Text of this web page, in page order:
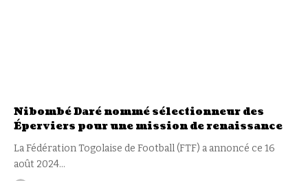
Nibombé Daré nommé sélectionneur des
Éperviers pour une mission de renaissance
La Fédération Togolaise de Football (FTF) a annoncé ce 16
août 2024…